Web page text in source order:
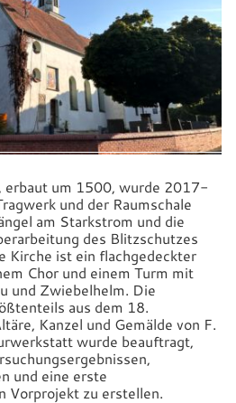
erbaut um 1500, wurde 2017-
und der Raumschale
am Starkstrom und die
des Blitzschutzes
Kirche ist ein flachgedeckter
Chor und einem Turm mit
und Zwiebelhelm. Die
aus dem 18.
Kanzel und Gemälde von F.
wurde beauftragt,
und eine erste
Vorprojekt zu erstellen.